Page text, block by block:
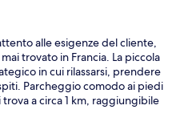
alle esigenze del cliente,
trovato in Francia. La piccola
in cui rilassarsi, prendere
Parcheggio comodo ai piedi
a circa 1 km, raggiungibile
L'hotel Rossi
di rapporto qualità prezzo,